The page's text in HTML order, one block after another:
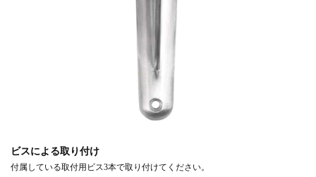
ビスによる取り付け
付属している取付用ビス3本で取り付けてください。